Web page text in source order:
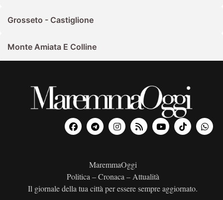
Grosseto - Castiglione
Monte Amiata E Colline
MaremmaOggi
Politica – Cronaca – Attualità
Il giornale della tua città per essere sempre aggiornato.